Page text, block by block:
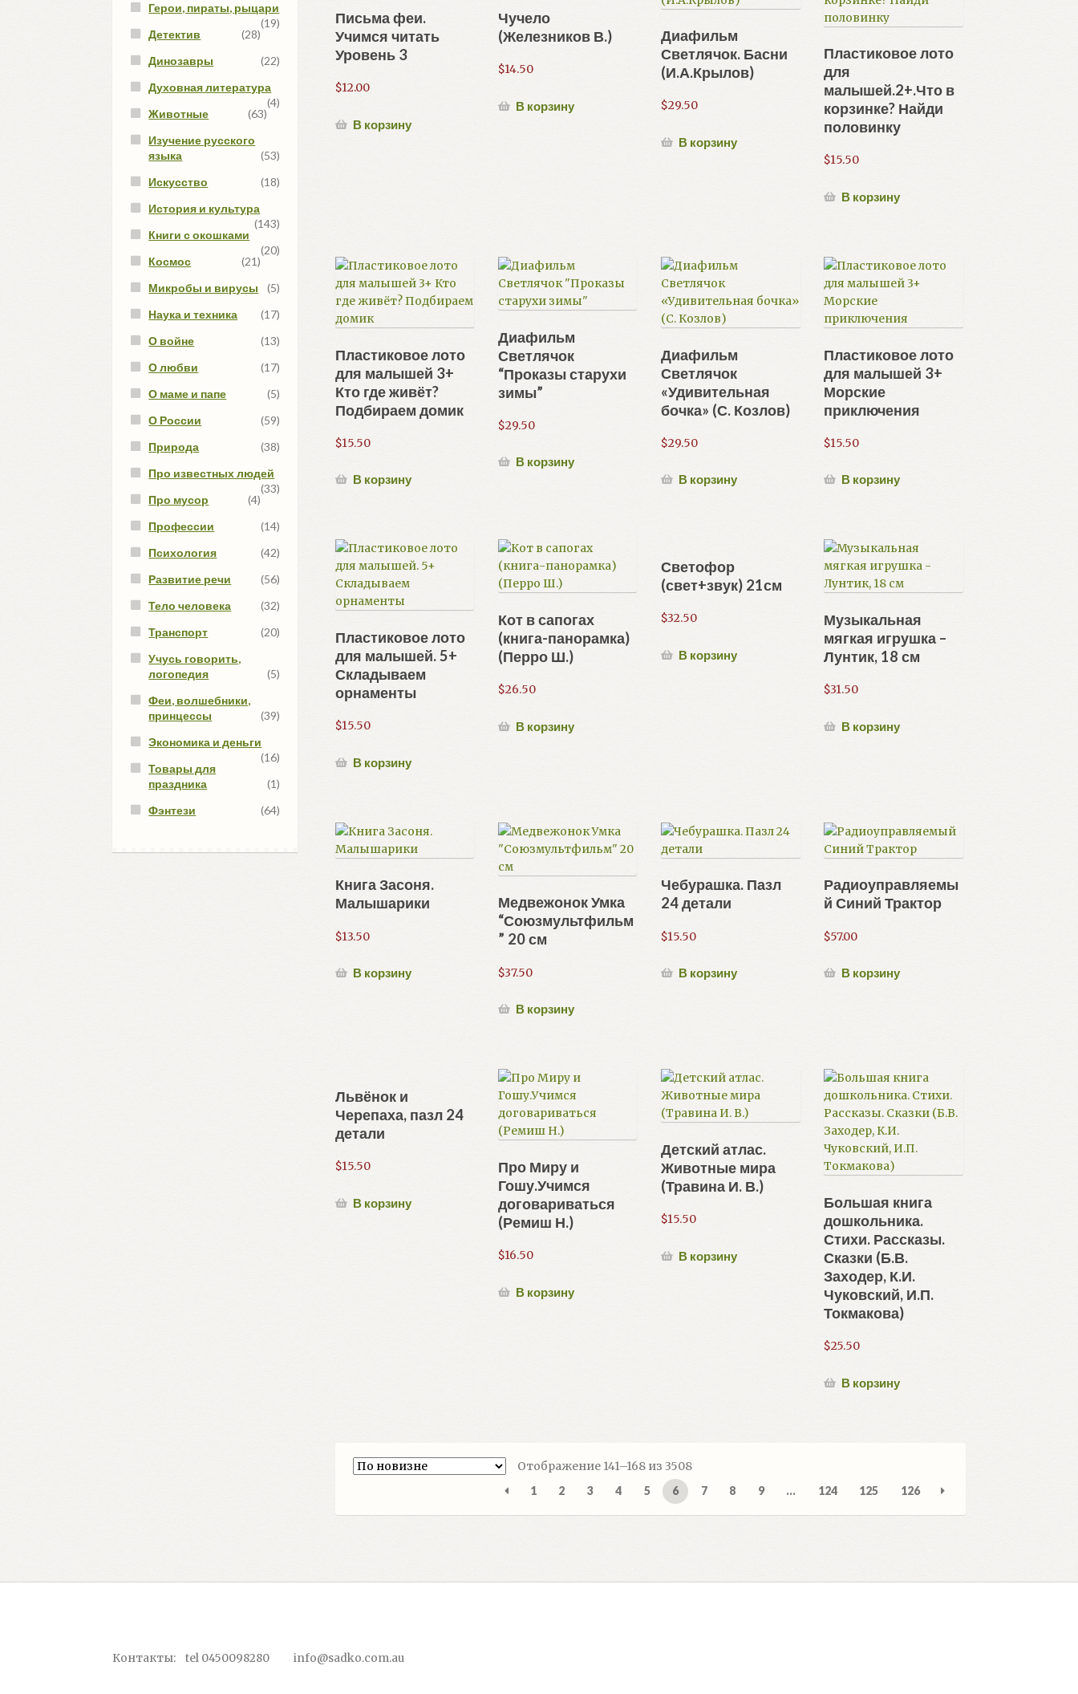
Письма феи.
Учимся читать
Уровень 3
$12.00
В корзину
Чучело
(Железников В.)
$14.50
В корзину
Диафильм
Светлячок. Басни
(И.А.Крылов)
$29.50
В корзину
Пластиковое лото
для
малышей.2+.Что в
корзинке? Найди
половинку
$15.50
В корзину
Пластиковое лото
для малышей 3+
Кто где живёт?
Подбираем домик
$15.50
В корзину
Диафильм
Светлячок
“Проказы старухи
зимы”
$29.50
В корзину
Диафильм
Светлячок
«Удивительная
бочка» (С. Козлов)
$29.50
В корзину
Пластиковое лото
для малышей 3+
Морские
приключения
$15.50
В корзину
Пластиковое лото
для малышей. 5+
Складываем
орнаменты
$15.50
В корзину
Кот в сапогах
(книга-панорамка)
(Перро Ш.)
$26.50
В корзину
Светофор
(свет+звук) 21см
$32.50
В корзину
Музыкальная
мягкая игрушка –
Лунтик, 18 см
$31.50
В корзину
Книга Засоня.
Малышарики
$13.50
В корзину
Медвежонок Умка
“Союзмультфильм
” 20 см
$37.50
В корзину
Чебурашка. Пазл
24 детали
$15.50
В корзину
Радиоуправляемы
й Синий Трактор
$57.00
В корзину
Львёнок и
Черепаха, пазл 24
детали
$15.50
В корзину
Про Миру и
Гошу.Учимся
договариваться
(Ремиш Н.)
$16.50
В корзину
Детский атлас.
Животные мира
(Травина И. В.)
$15.50
В корзину
Большая книга
дошкольника.
Стихи. Рассказы.
Сказки (Б.В.
Заходер, К.И.
Чуковский, И.П.
Токмакова)
$25.50
В корзину
Отображение 141–168 из 3508Сортировка:
самые
1 2 3 4 5 6 7 8 9 … 124 125 126
Герои, пираты, рыцари
(19)
Детектив
(28)
Динозавры
(22)
Духовная литература
(4)
Животные
(63)
Изучение русского
языка
(53)
Искусство
(18)
История и культура
(143)
Книги с окошками
(20)
Космос
(21)
Микробы и вирусы
(5)
Наука и техника
(17)
О войне
(13)
О любви
(17)
О маме и папе
(5)
О России
(59)
Природа
(38)
Про известных людей
(33)
Про мусор
(4)
Профессии
(14)
Психология
(42)
Развитие речи
(56)
Тело человека
(32)
Транспорт
(20)
Учусь говорить,
логопедия
(5)
Феи, волшебники,
принцессы
(39)
Экономика и деньги
(16)
Товары для
праздника
(1)
Фэнтези
(64)
Контакты: tel 0450098280 info@sadko.com.au